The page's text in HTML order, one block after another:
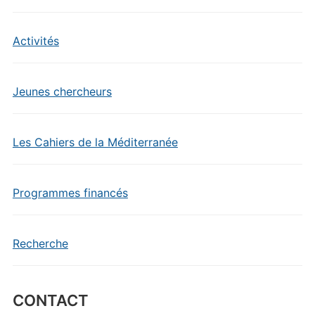
Activités
Jeunes chercheurs
Les Cahiers de la Méditerranée
Programmes financés
Recherche
CONTACT